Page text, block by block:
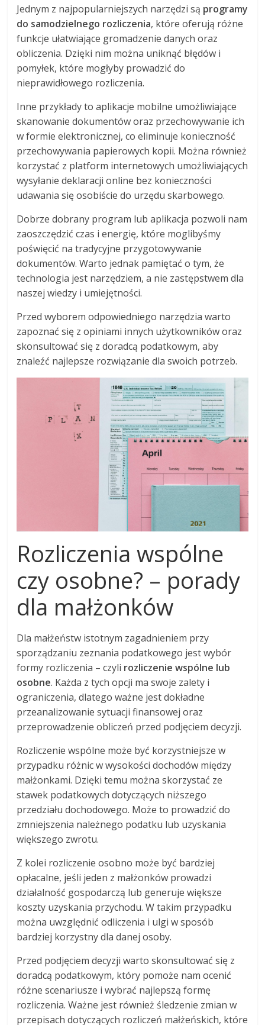
Jednym z najpopularniejszych narzędzi są programy
do samodzielnego rozliczenia, które oferują różne
funkcje ułatwiające gromadzenie danych oraz
obliczenia. Dzięki nim można uniknąć błędów i
pomyłek, które mogłyby prowadzić do
nieprawidłowego rozliczenia.
Inne przykłady to aplikacje mobilne umożliwiające
skanowanie dokumentów oraz przechowywanie ich
w formie elektronicznej, co eliminuje konieczność
przechowywania papierowych kopii. Można również
korzystać z platform internetowych umożliwiających
wysyłanie deklaracji online bez konieczności
udawania się osobiście do urzędu skarbowego.
Dobrze dobrany program lub aplikacja pozwoli nam
zaoszczędzić czas i energię, które moglibyśmy
poświęcić na tradycyjne przygotowywanie
dokumentów. Warto jednak pamiętać o tym, że
technologia jest narzędziem, a nie zastępstwem dla
naszej wiedzy i umiejętności.
Przed wyborem odpowiedniego narzędzia warto
zapoznać się z opiniami innych użytkowników oraz
skonsultować się z doradcą podatkowym, aby
znaleźć najlepsze rozwiązanie dla swoich potrzeb.
Rozliczenia wspólne
czy osobne? – porady
dla małżonków
Dla małżeństw istotnym zagadnieniem przy
sporządzaniu zeznania podatkowego jest wybór
formy rozliczenia – czyli rozliczenie wspólne lub
osobne. Każda z tych opcji ma swoje zalety i
ograniczenia, dlatego ważne jest dokładne
przeanalizowanie sytuacji finansowej oraz
przeprowadzenie obliczeń przed podjęciem decyzji.
Rozliczenie wspólne może być korzystniejsze w
przypadku różnic w wysokości dochodów między
małżonkami. Dzięki temu można skorzystać ze
stawek podatkowych dotyczących niższego
przedziału dochodowego. Może to prowadzić do
zmniejszenia należnego podatku lub uzyskania
większego zwrotu.
Z kolei rozliczenie osobno może być bardziej
opłacalne, jeśli jeden z małżonków prowadzi
działalność gospodarczą lub generuje większe
koszty uzyskania przychodu. W takim przypadku
można uwzględnić odliczenia i ulgi w sposób
bardziej korzystny dla danej osoby.
Przed podjęciem decyzji warto skonsultować się z
doradcą podatkowym, który pomoże nam ocenić
różne scenariusze i wybrać najlepszą formę
rozliczenia. Ważne jest również śledzenie zmian w
przepisach dotyczących rozliczeń małżeńskich, które